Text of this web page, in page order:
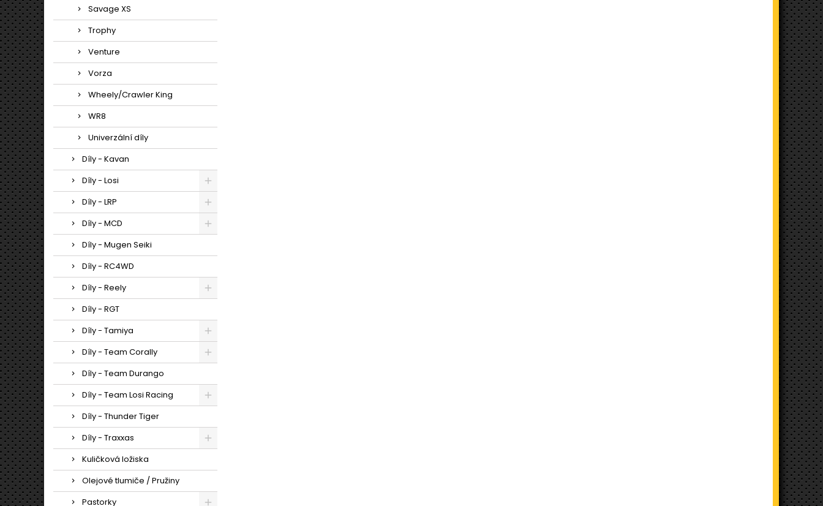
Savage XS
Trophy
Venture
Vorza
Wheely/Crawler King
WR8
Univerzální díly
Díly - Kavan
Díly - Losi
Díly - LRP
Díly - MCD
Díly - Mugen Seiki
Díly - RC4WD
Díly - Reely
Díly - RGT
Díly - Tamiya
Díly - Team Corally
Díly - Team Durango
Díly - Team Losi Racing
Díly - Thunder Tiger
Díly - Traxxas
Kuličková ložiska
Olejové tlumiče / Pružiny
Pastorky